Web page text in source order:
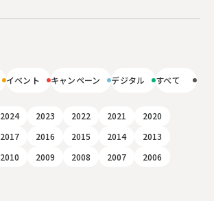
イベント キャンペーン デジタル すべて
2024 2023 2022 2021
2020
2017 2016 2015 2014
2013
2010 2009 2008 2007
2006